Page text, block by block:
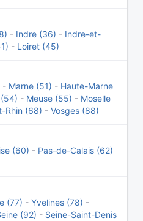
- Indre (36) - Indre-et-
- Loiret (45)
- Marne (51) - Haute-Marne
- Meuse (55) - Moselle
Rhin (68) - Vosges (88)
(60) - Pas-de-Calais (62)
(77) - Yvelines (78) -
(92) - Seine-Saint-Denis